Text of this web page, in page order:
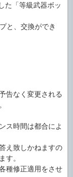
た「等級武器ボッ
と、交換ができ
告なく変更される
ス時間は都合によ
え致しかねますの
す。
種修正適用をさせ